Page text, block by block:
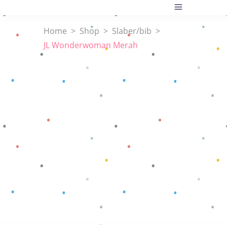
Home > Shop > Slaber/bib >
JL Wonderwoman Merah